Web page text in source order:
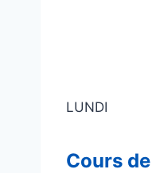
LUNDI
Cours